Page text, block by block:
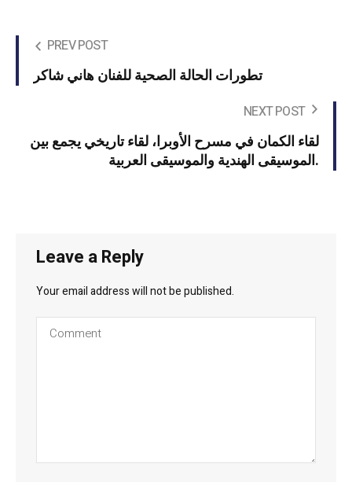
PREV POST
تطورات الحالة الصحية للفنان هاني شاكر
NEXT POST
لقاء الكمان في مسرح الأوبرا، لقاء تاريخي يجمع بين
الموسيقى الهندية والموسيقى العربية.
Leave a Reply
Your email address will not be published.